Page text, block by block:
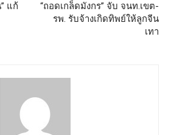
แก้
“ถอดเกล็ดมังกร” จับ จนท.เขต-
รพ. รับจ้างเกิดทิพย์ให้ลูกจีน
เทา